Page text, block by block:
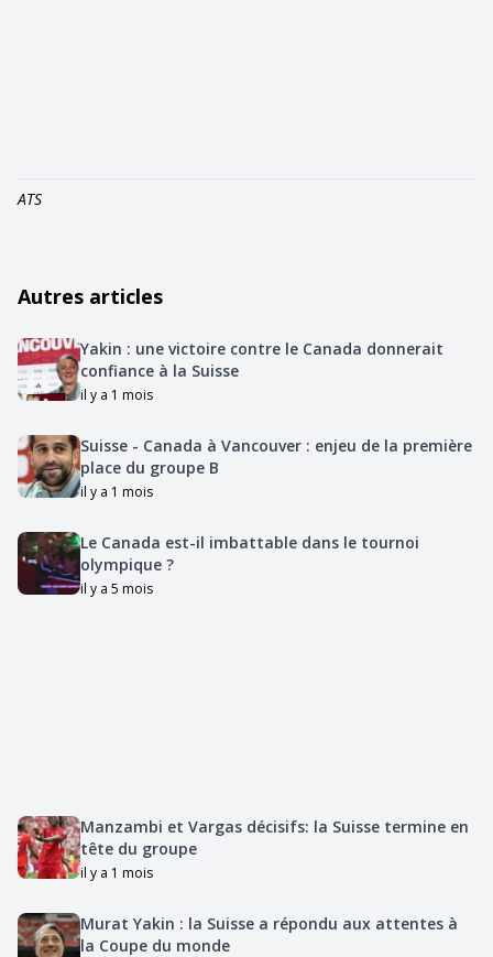
ATS
Autres articles
Yakin : une victoire contre le Canada donnerait
confiance à la Suisse
il y a 1 mois
Suisse - Canada à Vancouver : enjeu de la première
place du groupe B
il y a 1 mois
Le Canada est-il imbattable dans le tournoi
olympique ?
il y a 5 mois
Manzambi et Vargas décisifs: la Suisse termine en
tête du groupe
il y a 1 mois
Murat Yakin : la Suisse a répondu aux attentes à
la Coupe du monde